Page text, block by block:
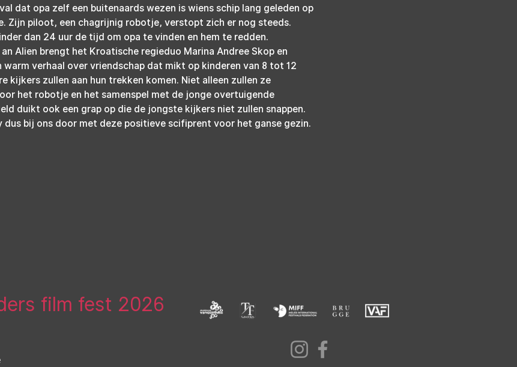
dat opa zelf een buitenaards wezen is wiens schip lang geleden op
Zijn piloot, een chagrijnig robotje, verstopt zich er nog steeds.
dan 24 uur de tijd om opa te vinden en hem te redden.
Alien brengt het Kroatische regieduo Marina Andree Skop en
warm verhaal over vriendschap dat mikt op kinderen van 8 tot 12
kijkers zullen aan hun trekken komen. Niet alleen zullen ze
het robotje en het samenspel met de jonge overtuigende
duikt ook een grap op die de jongste kijkers niet zullen snappen.
dus bij ons door met deze positieve scifiprent voor het ganse gezin.
film fest 2026